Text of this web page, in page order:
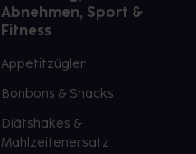
Abnehmen, Sport &
Fitness
Appetitzügler
Bonbons & Snacks
Diätshakes &
Mahlzeitenersatz